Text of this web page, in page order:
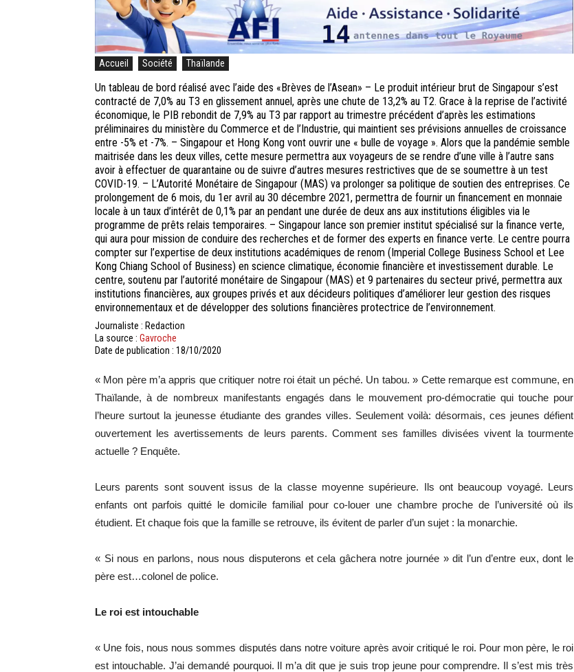
Accueil Société Thaïlande
Un tableau de bord réalisé avec l’aide des «Brèves de l’Asean» – Le produit intérieur brut de Singapour s’est
contracté de 7,0% au T3 en glissement annuel, après une chute de 13,2% au T2. Grace à la reprise de l’activité
économique, le PIB rebondit de 7,9% au T3 par rapport au trimestre précédent d’après les estimations
préliminaires du ministère du Commerce et de l’Industrie, qui maintient ses prévisions annuelles de croissance
entre -5% et -7%. – Singapour et Hong Kong vont ouvrir une « bulle de voyage ». Alors que la pandémie semble
maitrisée dans les deux villes, cette mesure permettra aux voyageurs de se rendre d’une ville à l’autre sans
avoir à effectuer de quarantaine ou de suivre d’autres mesures restrictives que de se soumettre à un test
COVID-19. – L’Autorité Monétaire de Singapour (MAS) va prolonger sa politique de soutien des entreprises. Ce
prolongement de 6 mois, du 1er avril au 30 décembre 2021, permettra de fournir un financement en monnaie
locale à un taux d’intérêt de 0,1% par an pendant une durée de deux ans aux institutions éligibles via le
programme de prêts relais temporaires. – Singapour lance son premier institut spécialisé sur la finance verte,
qui aura pour mission de conduire des recherches et de former des experts en finance verte. Le centre pourra
compter sur l’expertise de deux institutions académiques de renom (Imperial College Business School et Lee
Kong Chiang School of Business) en science climatique, économie financière et investissement durable. Le
centre, soutenu par l’autorité monétaire de Singapour (MAS) et 9 partenaires du secteur privé, permettra aux
institutions financières, aux groupes privés et aux décideurs politiques d’améliorer leur gestion des risques
environnementaux et de développer des solutions financières protectrice de l’environnement.
Journaliste : Redaction
La source : Gavroche
Date de publication : 18/10/2020
« Mon père m’a appris que critiquer notre roi était un péché. Un tabou. » Cette remarque est commune, en
Thaïlande, à de nombreux manifestants engagés dans le mouvement pro-démocratie qui touche pour
l’heure surtout la jeunesse étudiante des grandes villes. Seulement voilà: désormais, ces jeunes défient
ouvertement les avertissements de leurs parents. Comment ses familles divisées vivent la tourmente
actuelle ? Enquête.
Leurs parents sont souvent issus de la classe moyenne supérieure. Ils ont beaucoup voyagé. Leurs
enfants ont parfois quitté le domicile familial pour co-louer une chambre proche de l’université où ils
étudient. Et chaque fois que la famille se retrouve, ils évitent de parler d’un sujet : la monarchie.
« Si nous en parlons, nous nous disputerons et cela gâchera notre journée » dit l’un d’entre eux, dont le
père est…colonel de police.
Le roi est intouchable
« Une fois, nous nous sommes disputés dans notre voiture après avoir critiqué le roi. Pour mon père, le roi
est intouchable. J’ai demandé pourquoi. Il m’a dit que je suis trop jeune pour comprendre. Il s’est mis très